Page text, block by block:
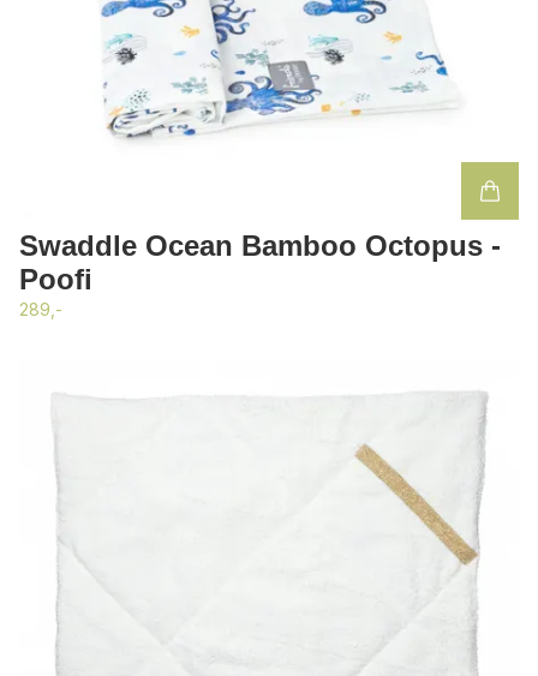
Swaddle Ocean Bamboo Octopus -
Poofi
289,-